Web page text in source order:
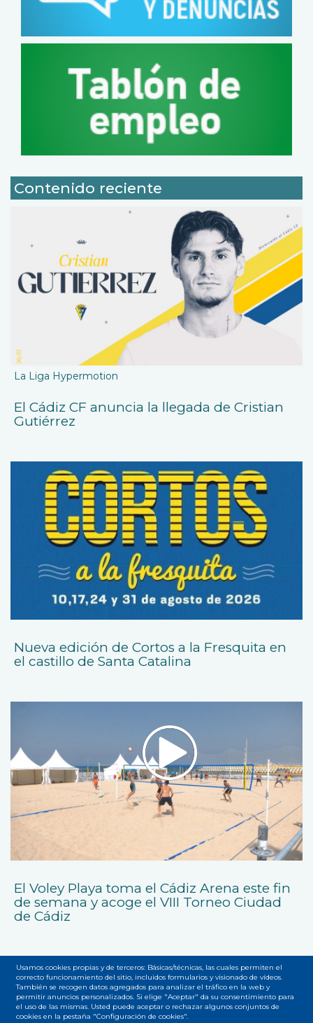
Contenido reciente
La Liga Hypermotion
El Cádiz CF anuncia la llegada de Cristian
Gutiérrez
Nueva edición de Cortos a la Fresquita en
el castillo de Santa Catalina
El Voley Playa toma el Cádiz Arena este fin
de semana y acoge el VIII Torneo Ciudad
de Cádiz
Accesibilidad Privacidad Legal Cookies
Usamos cookies propias y de terceros: Básicas/técnicas, las cuales permiten el
correcto funcionamiento del sitio, incluidos formularios y visionado de vídeos.
También se recogen datos agregados para analizar el tráfico en la web y
permitir anuncios personalizados. Si elige "Aceptar" da su consentimiento para
el uso de las mismas. Usted puede aceptar o rechazar algunos conjuntos de
cookies en la pestaña "Configuración de cookies".